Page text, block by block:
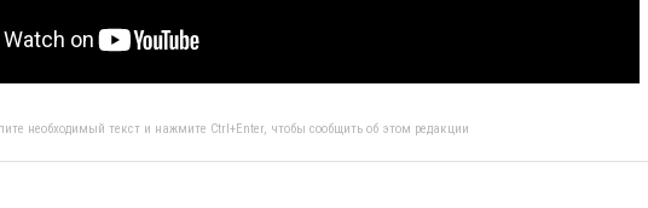
необходимый текст и нажмите Ctrl+Enter, чтобы сообщить об этом редакции